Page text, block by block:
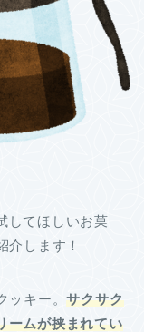
してほしいお菓
介します！
ッキー。サクサク
ームが挟まれてい